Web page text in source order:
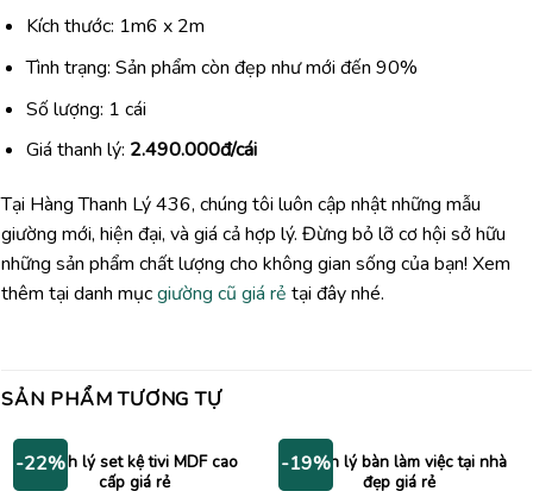
Kích thước: 1m6 x 2m
Tình trạng: Sản phẩm còn đẹp như mới đến 90%
Số lượng: 1 cái
Giá thanh lý: 2.490.000đ/cái
Tại Hàng Thanh Lý 436, chúng tôi luôn cập nhật những mẫu
giường mới, hiện đại, và giá cả hợp lý. Đừng bỏ lỡ cơ hội sở hữu
những sản phẩm chất lượng cho không gian sống của bạn! Xem
thêm tại danh mụcgiường cũ giá rẻ tại đây nhé.
SẢN PHẨM TƯƠNG TỰ
-22%
Thanh lý set kệ tivi MDF cao
cấp giá rẻ
-19%
Thanh lý bàn làm việc tại nhà
đẹp giá rẻ